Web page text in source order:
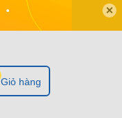
✕
Giỏ hàng